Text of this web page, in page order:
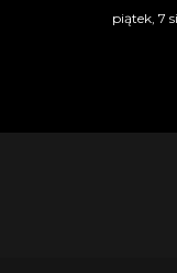
piątek, 7